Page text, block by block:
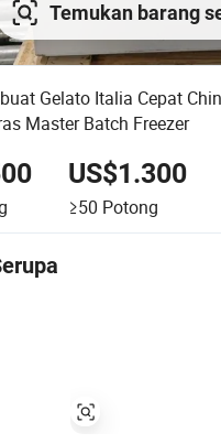
Temukan barang
Gelato Italia Cepat
Master Batch Freezer
US$1.300
≥50 Potong